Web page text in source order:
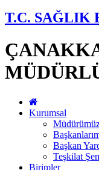
T.C. SAĞLIK
Kurumsal
Başkan
Teşkilat
Birimler